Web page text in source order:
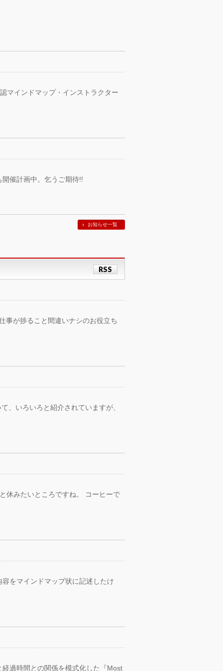
マインドマップ・インストラクター
催計画中。乞うご期待!!
お知らせ一覧
RSS
事が捗ること間違いナシのお役立ち
、いろいろと紹介されていますが、
休みたいところですね。 コーヒーで
をマインドマップ状に記述したけ
過時間との関係を模式化した『Most